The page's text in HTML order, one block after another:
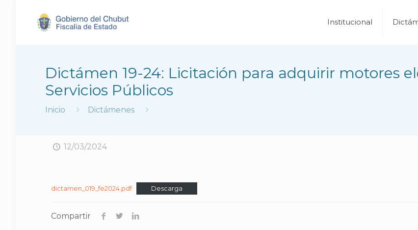
Institucional
Dictámen 19-24: Licitación para adquirir motores
Servicios Públicos
Inicio Dictámenes
12/03/2024
dictamen_019_fe2024.pdf Descarga
Compartir